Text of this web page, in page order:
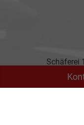
Schäferei
02906